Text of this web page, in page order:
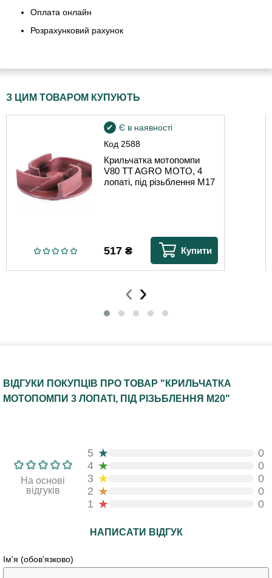
Оплата онлайн
Розрахунковий рахунок
З ЦИМ ТОВАРОМ КУПУЮТЬ
Код 2588
Є в наявності
Крильчатка мотопомпи
V80 TT AGRO MOTO, 4
лопаті, під різьблення М17
517 ₴ Купити
‹ ›
ВІДГУКИ ПОКУПЦІВ ПРО ТОВАР "КРИЛЬЧАТКА
МОТОПОМПИ 3 ЛОПАТІ, ПІД РІЗЬБЛЕННЯ М20"
На основі
відгуків
5 ★
0
4 ★
0
3 ★
0
2 ★
0
1 ★ 0
НАПИСАТИ ВІДГУК
Ім'я (обов'язково)